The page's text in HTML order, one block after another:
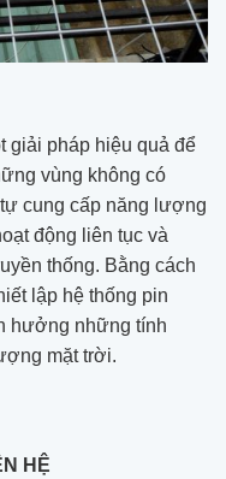
giải pháp hiệu quả để
vùng không có
cung cấp năng lượng
động liên tục và
thống. Bằng cách
lập hệ thống pin
hưởng những tính
mặt trời.
HỆ